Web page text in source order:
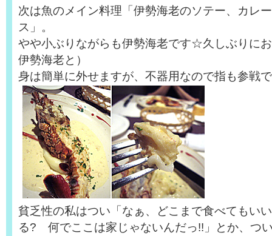
次は魚のメイン料理「伊勢海老のソテー、カレ
ス」。
やや小ぶりながらも伊勢海老です☆久しぶりに
伊勢海老と）
身は簡単に外せますが、不器用なので指も参戦
貧乏性の私はつい「なぁ、どこまで食べてもい
る? 何でここは家じゃないんだっ!!」とか、つ